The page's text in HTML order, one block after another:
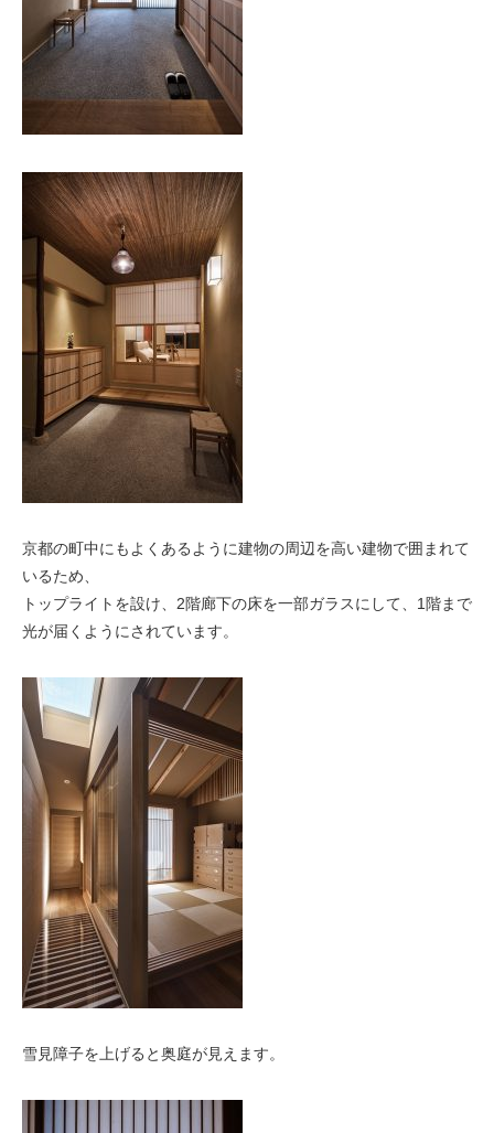
京都の町中にもよくあるように建物の周辺を高い建物で囲まれて
いるため、
トップライトを設け、2階廊下の床を一部ガラスにして、1階まで
光が届くようにされています。
雪見障子を上げると奥庭が見えます。